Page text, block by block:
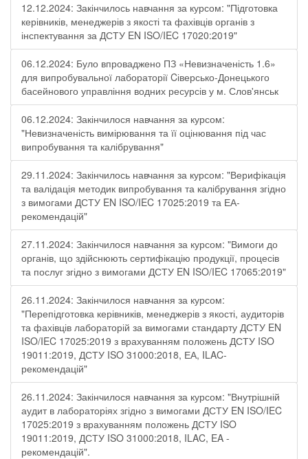
12.12.2024: Закінчилось навчання за курсом: "Підготовка
керівників, менеджерів з якості та фахівців органів з
інспектування за ДСТУ EN ISO/IEC 17020:2019"
06.12.2024: Було впроваджено ПЗ «Невизначеність 1.6»
для випробувальної лабораторії Cіверсько-Донецького
басейнового управління водних ресурсів у м. Слов'янськ
06.12.2024: Закінчилося навчання за курсом:
"Невизначеність вимірювання та її оцінювання під час
випробування та калібрування"
29.11.2024: Закінчилось навчання за курсом: "Верифікація
та валідація методик випробування та калібрування згідно
з вимогами ДСТУ EN ISO/IEC 17025:2019 та ЕА-
рекомендацій"
27.11.2024: Закінчилося навчання за курсом: "Вимоги до
органів, що здійснюють сертифікацію продукції, процесів
та послуг згідно з вимогами ДСТУ EN ISO/IEC 17065:2019"
26.11.2024: Закінчилося навчання за курсом:
"Перепідготовка керівників, менеджерів з якості, аудиторів
та фахівців лабораторій за вимогами стандарту ДСТУ EN
ISO/IEC 17025:2019 з врахуванням положень ДСТУ ISO
19011:2019, ДСТУ ISO 31000:2018, ЕА, ILAC-
рекомендацій"
26.11.2024: Закінчилося навчання за курсом: "Внутрішній
аудит в лабораторіях згідно з вимогами ДСТУ EN ISO/IEC
17025:2019 з врахуванням положень ДСТУ ISO
19011:2019, ДСТУ ISO 31000:2018, ILAC, EA -
рекомендацій".